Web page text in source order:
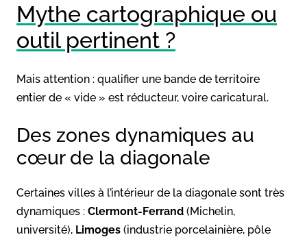
Mythe cartographique ou
outil pertinent ?
Mais attention : qualifier une bande de territoire
entier de « vide » est réducteur, voire caricatural.
Des zones dynamiques au
cœur de la diagonale
Certaines villes à l’intérieur de la diagonale sont très
dynamiques : Clermont-Ferrand (Michelin,
université), Limoges (industrie porcelainière, pôle